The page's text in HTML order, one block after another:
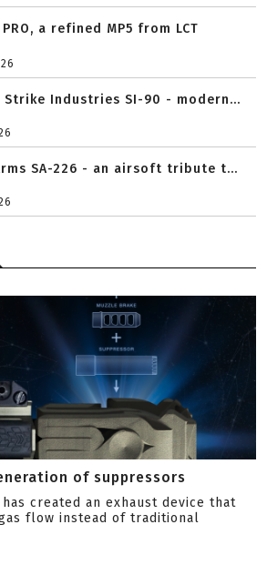
PRO, a refined MP5 from LCT
Industries SI-90 - modern...
SA-226 - an airsoft tribute t...
of suppressors
created an exhaust device that
flow instead of traditional